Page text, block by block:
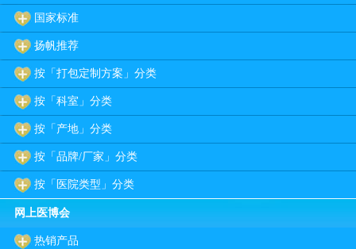
国家标准
扬帆推荐
按「打包定制方案」分类
按「科室」分类
按「产地」分类
按「品牌/厂家」分类
按「医院类型」分类
网上医博会
热销产品